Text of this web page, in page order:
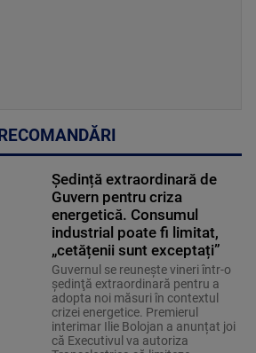
RECOMANDĂRI
Ședință extraordinară de
Guvern pentru criza
energetică. Consumul
industrial poate fi limitat,
„cetățenii sunt exceptați”
Guvernul se reuneşte vineri într-o
şedinţă extraordinară pentru a
adopta noi măsuri în contextul
crizei energetice. Premierul
interimar Ilie Bolojan a anunțat joi
că Executivul va autoriza